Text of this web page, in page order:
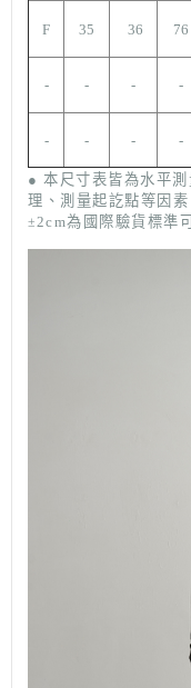
F 35 36 76
- - - -
- - - -
● 本尺寸表皆為水平
理、測量起訖點等因
±2cm為國際驗貨標準